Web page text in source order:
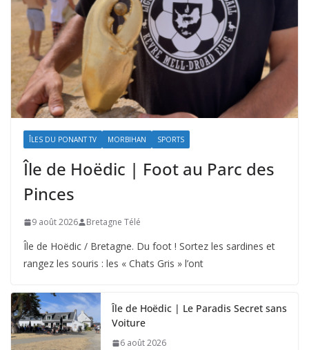
ÎLES DU PONANT TV MORBIHAN SPORTS
Île de Hoëdic | Foot au Parc des
Pinces
9 août 2026 Bretagne Télé
Île de Hoëdic / Bretagne. Du foot ! Sortez les sardines et
rangez les souris : les « Chats Gris » l’ont
Île de Hoëdic | Le Paradis Secret sans
Voiture
6 août 2026